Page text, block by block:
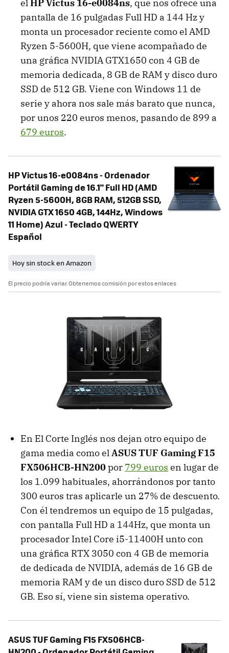
elHP Victus 16-e0084ns, que nos ofrece una
pantalla de 16 pulgadas Full HD a 144 Hz y
monta un procesador reciente como el AMD
Ryzen 5-5600H, que viene acompañado de
una gráfica NVIDIA GTX1650 con 4 GB de
memoria dedicada, 8 GB de RAM y disco duro
SSD de 512 GB. Viene con Windows 11 de
serie y ahora nos sale más barato que nunca,
por unos 220 euros menos, pasando de 899 a
679 euros.
HP Victus 16-e0084ns - Ordenador
Portátil Gaming de 16.1" Full HD (AMD
Ryzen 5-5600H, 8GB RAM, 512GB SSD,
NVIDIA GTX 1650 4GB, 144Hz, Windows
11 Home) Azul - Teclado QWERTY
Español
Hoy sin stock en Amazon
El precio podría variar. Obtenemos comisión por estos enlaces
En El Corte Inglés nos dejan otro equipo de
gama media como elASUS TUF Gaming F15
FX506HCB-HN200por 799 euros en lugar de
los 1.099 habituales, ahorrándonos por tanto
300 euros tras aplicarle un 27% de descuento.
Con él tendremos un equipo de 15 pulgadas,
con pantalla Full HD a 144Hz, que monta un
procesador Intel Core i5-11400H unto con
una gráfica RTX 3050 con 4 GB de memoria
de dedicada de NVIDIA, además de 16 GB de
memoria RAM y de un disco duro SSD de 512
GB. Eso sí, viene sin sistema operativo.
ASUS TUF Gaming F15 FX506HCB-